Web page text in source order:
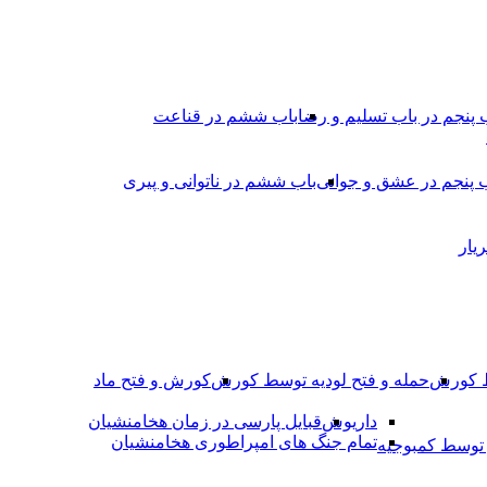
پنجم در باب تسلیم و رضاباب ششم در قناعت
پنجم در عشق و جوانىباب ششم در ناتوانى و پیرى
کورشحمله و فتح لودیه توسط کورشکورش و فتح ماد
کمبوجیه
داریوشقبایل پارسی در زمان هخامنشیان
تمام جنگ های امپراطوری هخامنشیان